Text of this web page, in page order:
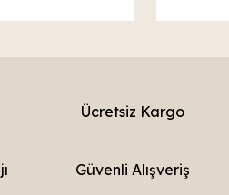
Ücretsiz Kargo
Güvenli Alışveriş